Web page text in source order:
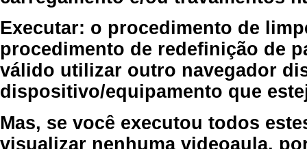
Executar: o procedimento de
procedimento de redefinição de
válido utilizar outro navegador
dispositivo/equipamento que
Mas, se você executou todos
visualizar nenhuma videoaula,